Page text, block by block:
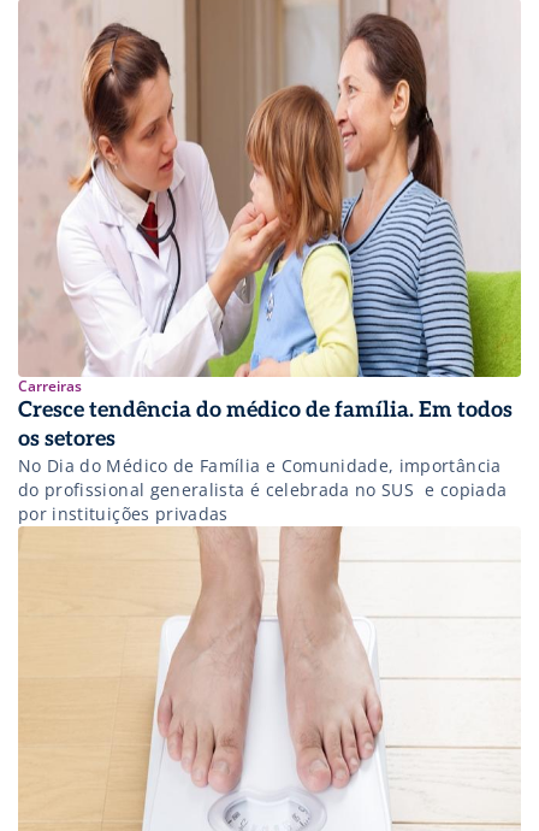
Carreiras
Cresce tendência do médico de família. Em todos
os setores
No Dia do Médico de Família e Comunidade, importância
do profissional generalista é celebrada no SUS  e copiada
por instituições privadas